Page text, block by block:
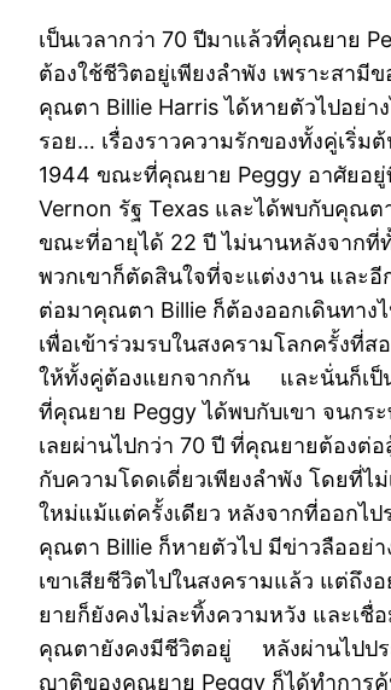
เป็นเวลากว่า 70 ปีมาแล้วที่คุณยาย
ต้องใช้ชีวิตอยู่เพียงลำพัง เพราะสามี
คุณตา Billie Harris ได้หายตัวไปอย่าง
รอย… เรื่องราวความรักของทั้งคู่เริ่ม
1944 ขณะที่คุณยาย Peggy อาศัยอยู่
Vernon รัฐ Texas และได้พบกับคุณต
ขณะที่อายุได้ 22 ปี ไม่นานหลังจากที่
พวกเขาก็ตัดสินใจที่จะแต่งงาน และอี
ต่อมาคุณตา Billie ก็ต้องออกเดินทาง
เพื่อเข้าร่วมรบในสงครามโลกครั้งที่ส
ให้ทั้งคู่ต้องแยกจากกัน และนั่นก็เป็
ที่คุณยาย Peggy ได้พบกับเขา จนกระ
เลยผ่านไปกว่า 70 ปี ที่คุณยายต้องต่
กับความโดดเดี่ยวเพียงลำพัง โดยที่ไ
ใหม่แม้แต่ครั้งเดียว หลังจากที่ออกไป
คุณตา Billie ก็หายตัวไป มีข่าวลืออย่า
เขาเสียชีวิตไปในสงครามแล้ว แต่ถึง
ยายก็ยังคงไม่ละทิ้งความหวัง และเชื่
คุณตายังคงมีชีวิตอยู่ หลังผ่านไปป
ญาติของคุณยาย Peggy ก็ได้ทำการ